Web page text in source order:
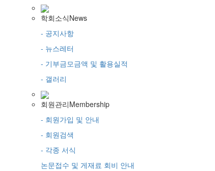
학회소식News
- 공지사항
- 뉴스레터
- 기부금모금액 및 활용실적
- 갤러리
회원관리Membership
- 회원가입 및 안내
- 회원검색
- 각종 서식
논문접수 및 게재료 회비 안내